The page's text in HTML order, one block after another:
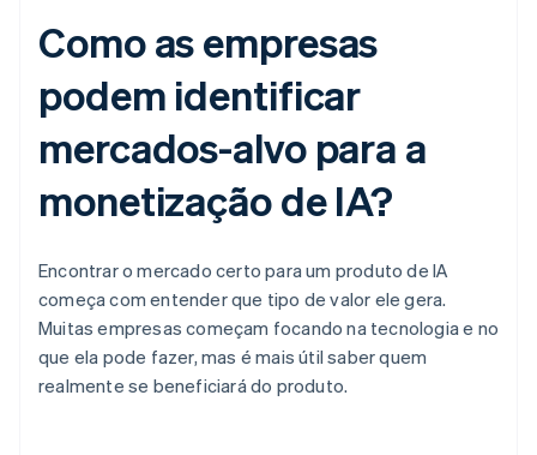
Como as empresas
podem identificar
mercados-alvo para a
monetização de IA?
Encontrar o mercado certo para um produto de IA
começa com entender que tipo de valor ele gera.
Muitas empresas começam focando na tecnologia e no
que ela pode fazer, mas é mais útil saber quem
realmente se beneficiará do produto.